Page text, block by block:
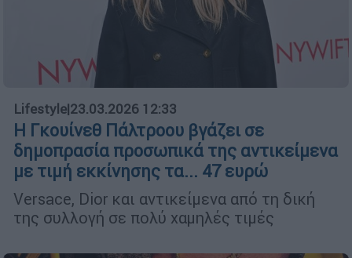
Lifestyle|23.03.2026 12:33
Η Γκουίνεθ Πάλτροου βγάζει σε
δημοπρασία προσωπικά της αντικείμενα
με τιμή εκκίνησης τα... 47 ευρώ
Versace, Dior και αντικείμενα από τη δική
της συλλογή σε πολύ χαμηλές τιμές